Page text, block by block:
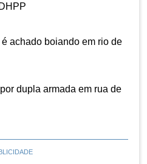
achado boiando em rio de
dupla armada em rua de